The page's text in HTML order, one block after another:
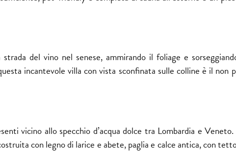
del vino nel senese, ammirando il foliage e
incantevole villa con vista sconfinata sulle colline è il non
vicino allo specchio d’acqua dolce tra Lombardia e Veneto.
con legno di larice e abete, paglia e calce antica, con